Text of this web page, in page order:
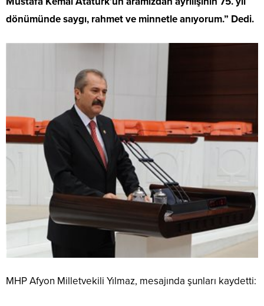
dönümünde saygı, rahmet ve minnetle anıyorum.” Dedi.
MHP Afyon Milletvekili Yılmaz, mesajında şunları kaydetti: